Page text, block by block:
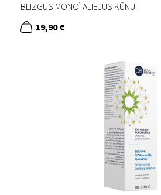
BLIZGUS MONOÏ ALIEJUS KŪNUI
19,90 €